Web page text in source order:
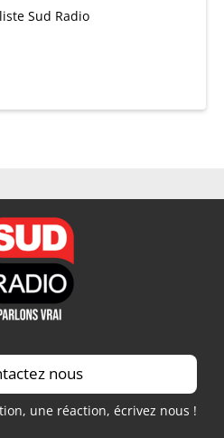
Sud Radio
nous
une réaction, écrivez nous !